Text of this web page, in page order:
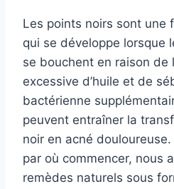
Les points noirs sont une
qui se développe lorsque
se bouchent en raison de
excessive d’huile et de
bactérienne
peuvent entraîner la
noir en acné
par où commencer, nous
remèdes naturels sous